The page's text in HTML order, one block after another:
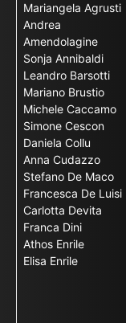
Mariangela Agrusti
Andrea
Amendolagine
Sonja Annibaldi
Leandro Barsotti
Mariano Brustio
Michele Caccamo
Simone Cescon
Daniela Collu
Anna Cudazzo
Stefano De Maco
Francesca De Luisi
Carlotta Devita
Franca Dini
Athos Enrile
Elisa Enrile